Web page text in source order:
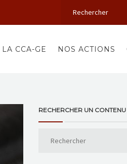
LA CCA-GE NOS ACTIONS
RECHERCHER UN CONTENU